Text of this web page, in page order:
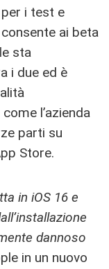
i test e
ai beta
sta
i due ed è
l’azienda
parti su
Store.
in iOS 16 e
dannoso
in un nuovo